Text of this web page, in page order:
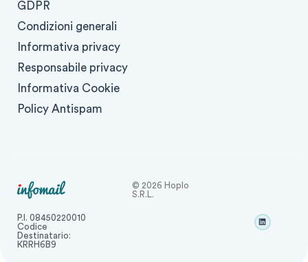
GDPR
Condizioni generali
Informativa privacy
Responsabile privacy
Informativa Cookie
Policy Antispam
© 2026 Hoplo
S.r.l.
P.I. 08450220010
Codice
Destinatario:
KRRH6B9